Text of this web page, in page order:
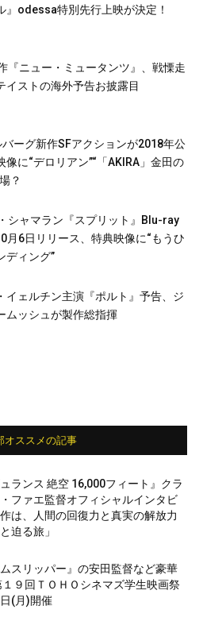
』odessa特別先行上映が決定！
『ニュー・ミュータンツ』、戦慄走
イストの海外予告お披露目
ーグ新作SFアクションが2018年公
像に“デロリアン”“「AKIRA」金田の
？
シャマラン『スプリット』Blu-ray
月6日リリース、特典映像に“もうひ
ディング”
イェルチン主演『ポルト』予告、ジ
ムッシュが製作総指揮
オススメの記事
ュランス 絶空 16,000フィート』クラ
ファエ監督オフィシャルインタビ
は、人間の回復力と真実の解放力
迫る旅」
ムスリッパー』の安田監督など豪華
１９回ＴＯＨＯシネマズ学生映画祭
(月)開催